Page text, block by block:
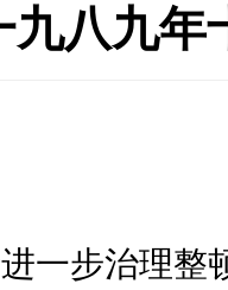
九八九年
步治理整